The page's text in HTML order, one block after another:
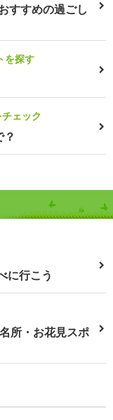
すすめの過ごし
を探す
ェック
に行こう
所・お花見スポ